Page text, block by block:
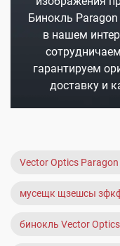
Бинокль
в нашем
гарантируем
доставку и
Vector Optics
мусещк щзешсы
бинокль Vector